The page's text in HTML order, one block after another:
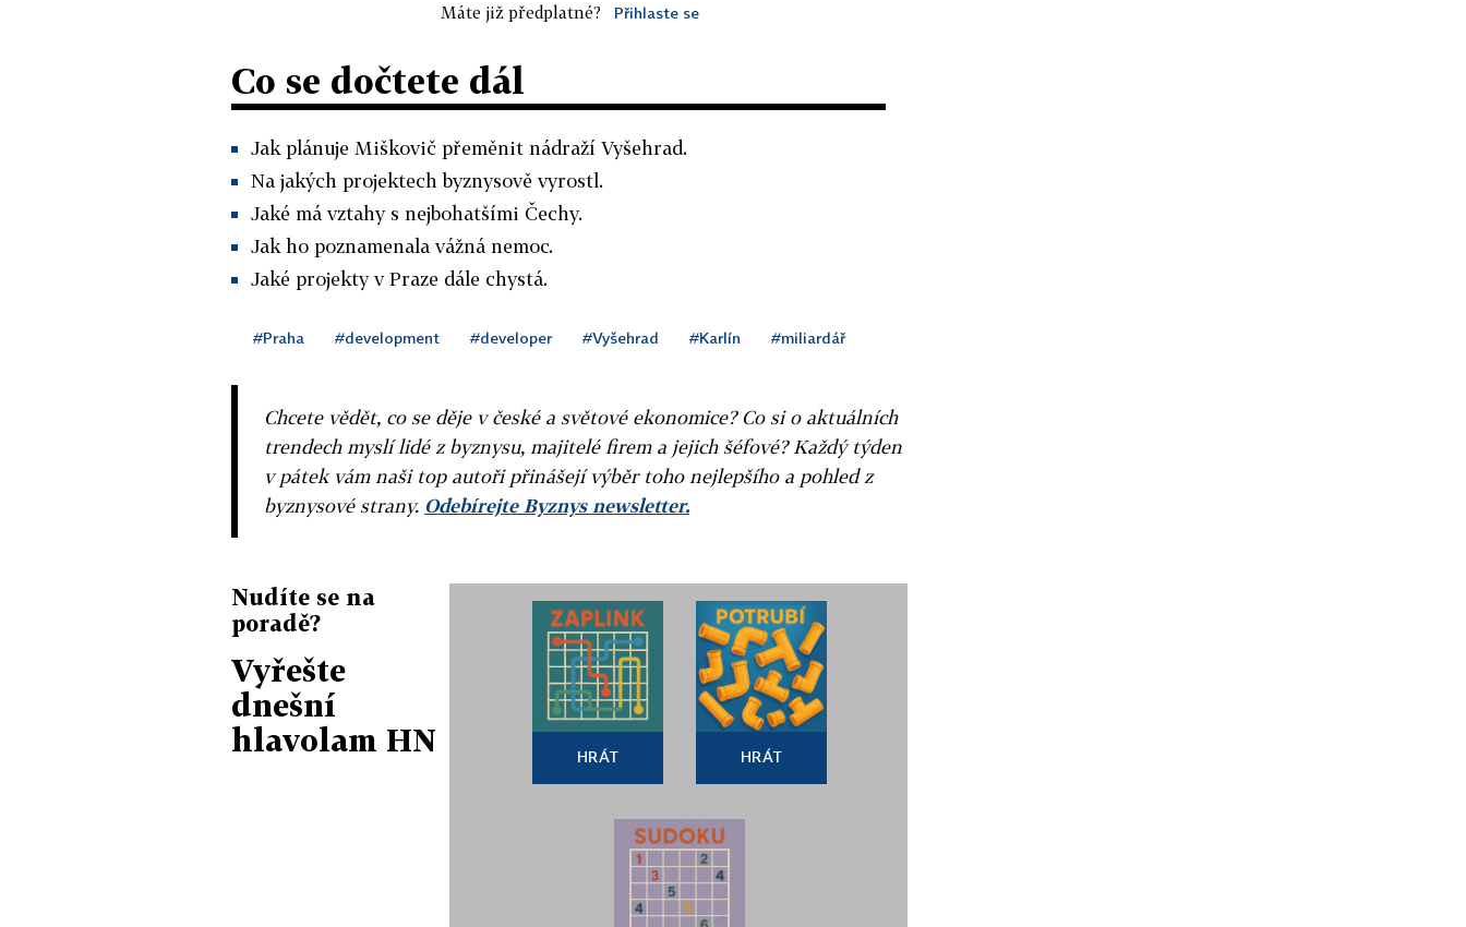
Máte již předplatné? Přihlaste se
Co se dočtete dál
Jak plánuje Miškovič přeměnit nádraží Vyšehrad.
Na jakých projektech byznysově vyrostl.
Jaké má vztahy s nejbohatšími Čechy.
Jak ho poznamenala vážná nemoc.
Jaké projekty v Praze dále chystá.
#Praha #development #developer #Vyšehrad #Karlín #miliardář
Chcete vědět, co se děje v české a světové ekonomice? Co si o aktuálních
trendech myslí lidé z byznysu, majitelé firem a jejich šéfové? Každý týden
v pátek vám naši top autoři přinášejí výběr toho nejlepšího a pohled z
byznysové strany. Odebírejte Byznys newsletter.
Nudíte se na
poradě?
Vyřešte
dnešní
hlavolam HN
HRÁT HRÁT